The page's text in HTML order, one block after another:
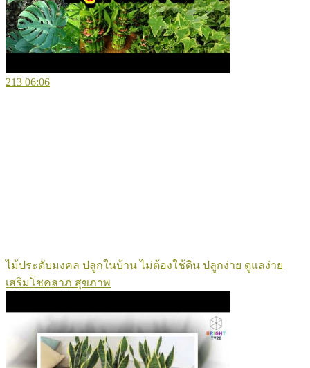
213 06:06
ไม้ประดับมงคล ปลูกในบ้าน ไม่ต้องใช้ดิน ปลูกง่าย ดูแลง่าย
เสริมโชคลาภ สุขภาพ